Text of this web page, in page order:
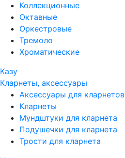
Коллекционные
Октавные
Оркестровые
Тремоло
Хроматические
Казу
Кларнеты, аксессуары
Аксессуары для кларнетов
Кларнеты
Мундштуки для кларнета
Подушечки для кларнета
Трости для кларнета